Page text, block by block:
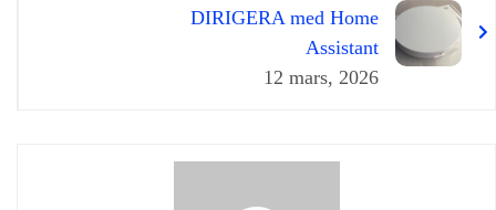
DIRIGERA med Home
Assistant
12 mars, 2026